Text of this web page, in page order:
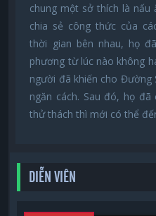
chung một sở thích là nấu
chia sẻ công thức của
thời gian bên nhau, họ
phương từ lúc nào không
người đã khiến cho Đường
ngăn cách. Sau đó, họ
thử thách thì mới có thể
DIỄN VIÊN